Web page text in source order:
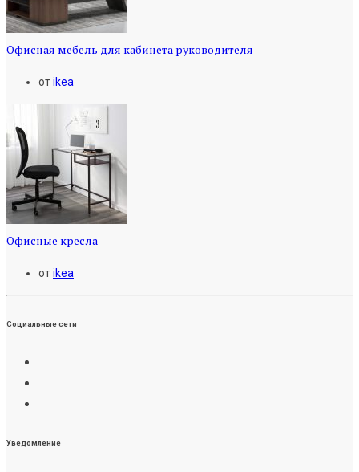
Офисная мебель для кабинета руководителя
отikea
Офисные кресла
отikea
Социальные сети
Уведомление